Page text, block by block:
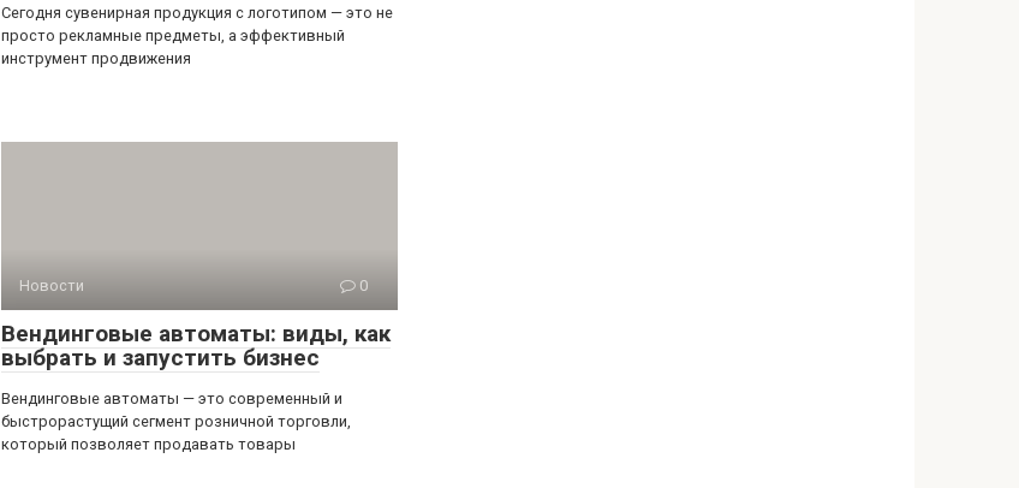
Сегодня сувенирная продукция с логотипом — это не
просто рекламные предметы, а эффективный
инструмент продвижения
Новости 0
Вендинговые автоматы: виды, как
выбрать и запустить бизнес
Вендинговые автоматы — это современный и
быстрорастущий сегмент розничной торговли,
который позволяет продавать товары